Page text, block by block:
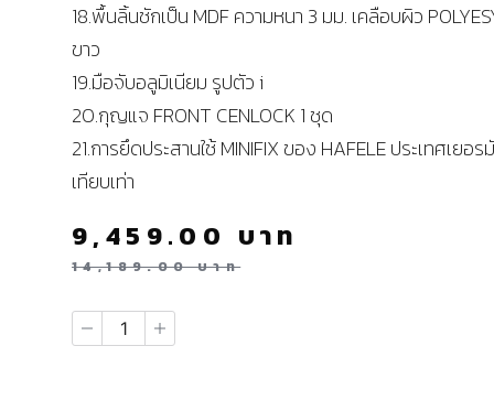
18.พื้นลิ้นชักเป็น MDF ความหนา 3 มม. เคลือบผิว
ขาว
19.มือจับอลูมิเนียม รูปตัว i
20.กุญแจ FRONT CENLOCK 1 ชุด
21.การยึดประสานใช้ MINIFIX ของ HAFELE ประเทศเยอ
เทียบเท่า
14,189.00บาท
9,459.00 บาท